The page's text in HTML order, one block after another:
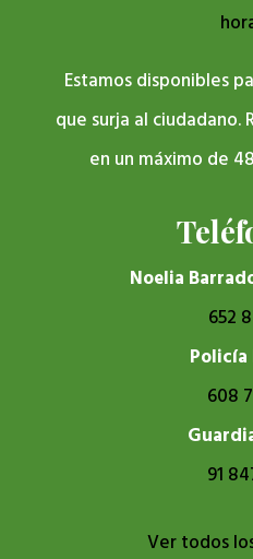
Estamos disponibles
que surja al ciudadano.
en un máximo de
Noelia
652
Policía
608
91
Ver todos